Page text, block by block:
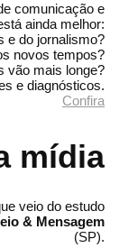
comunicação e
ainda melhor:
e do jornalismo?
novos tempos?
vão mais longe?
e diagnósticos.
Confira
mídia
veio do estudo
& Mensagem
(SP).